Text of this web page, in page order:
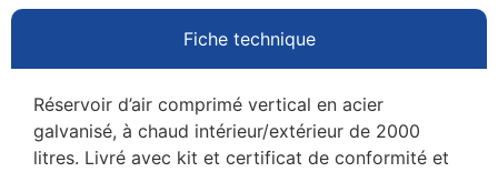
Fiche technique
Réservoir d’air comprimé vertical en acier
galvanisé, à chaud intérieur/extérieur de 2000
litres. Livré avec kit et certificat de conformité et